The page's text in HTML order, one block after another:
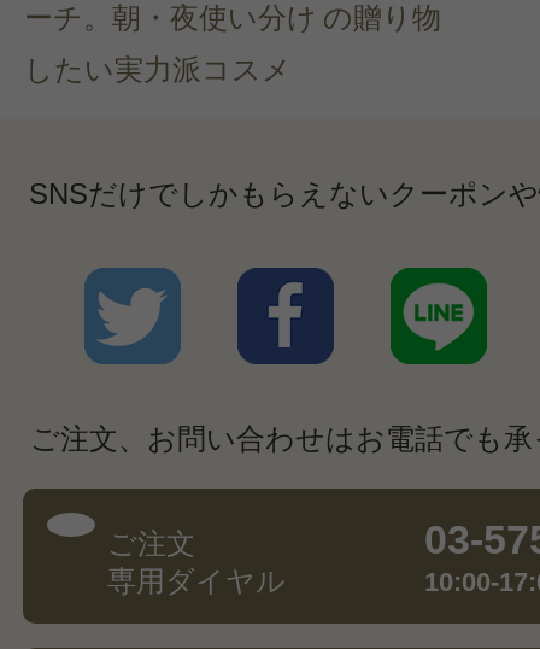
ーチ。朝・夜使い分け
したい実力派コスメ
の贈り物
SNSだけでしかもらえないクーポン
ご注文、お問い合わせはお電話でも
ご注文
専用ダイヤル
03-
10:00-